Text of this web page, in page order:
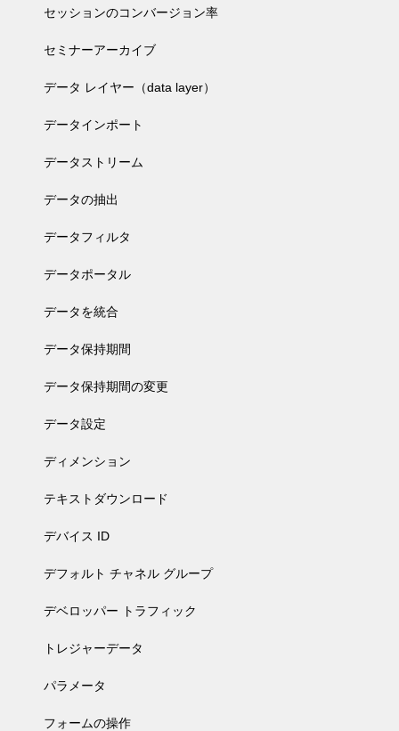
セッションのコンバージョン率
セミナーアーカイブ
データ レイヤー（data layer）
データインポート
データストリーム
データの抽出
データフィルタ
データポータル
データを統合
データ保持期間
データ保持期間の変更
データ設定
ディメンション
テキストダウンロード
デバイス ID
デフォルト チャネル グループ
デベロッパー トラフィック
トレジャーデータ
パラメータ
フォームの操作